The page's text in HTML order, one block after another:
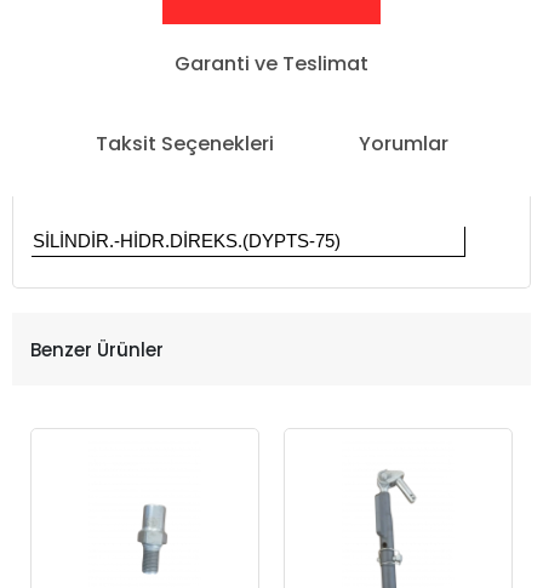
Garanti ve Teslimat
Taksit Seçenekleri Yorumlar
SİLİNDİR.-HİDR.DİREKS.(DYPTS-75)
Benzer Ürünler